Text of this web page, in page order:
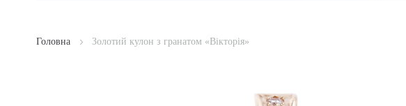
Головна Золотий кулон з гранатом «Вікторія»